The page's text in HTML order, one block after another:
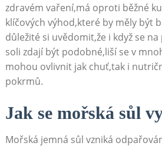
zdravém vaření,má oproti běžné
klíčových výhod,které by měly být
důležité si uvědomit,že i když se
soli zdají být podobné,liší se v
mohou ovlivnit jak chuť,tak i
pokrmů.
Jak se mořská sůl
Mořská jemná sůl vzniká